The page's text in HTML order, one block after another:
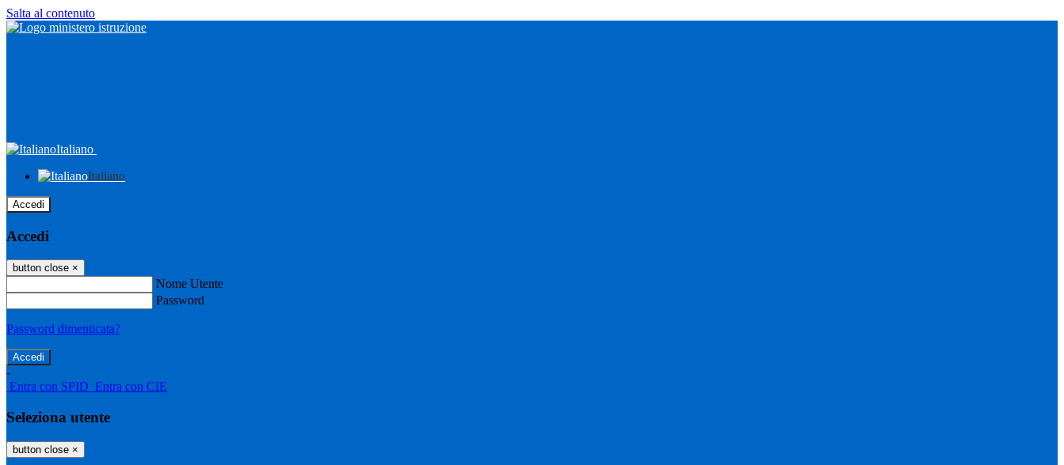
Salta al contenuto
Italiano
Italiano
Accedi
Accedi
button close ×
Nome Utente
Password
Password dimenticata?
-
Entra con SPID Entra con CIE
Seleziona utente
button close ×